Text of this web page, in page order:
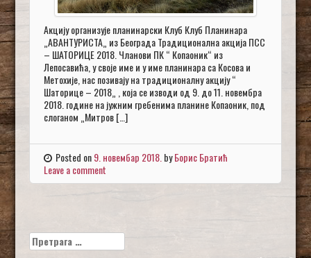
Акцију организује планинарски Клуб Клуб Планинара
„АВАНТУРИСТА„ из Београда Традиционална акција ПСС
– ШАТОРИЦЕ 2018. Чланови ПК “ Копаоник“ из
Лепосавића, у своје име и у име планинара са Косова и
Метохије, нас позивају на традиционалну акцију “
Шаторице – 2018„ , која се изводи од 9. до 11. новембра
2018. године на јужним гребенима планине Копаоник, под
слоганом „Митров […]
Posted on9. новембар 2018. byБорис Братић
Leave a comment
Претрага
за: